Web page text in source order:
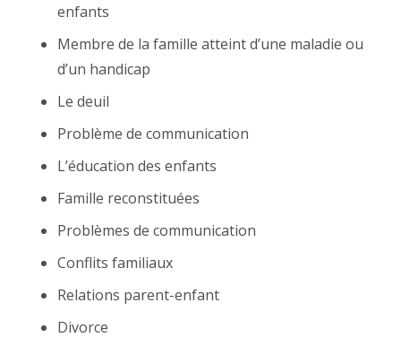
enfants
Membre de la famille atteint d’une maladie ou
d’un handicap
Le deuil
Problème de communication
L’éducation des enfants
Famille reconstituées
Problèmes de communication
Conflits familiaux
Relations parent-enfant
Divorce